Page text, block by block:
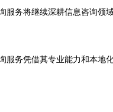
服务将继续深耕信息咨询领
服务凭借其专业能力和本地